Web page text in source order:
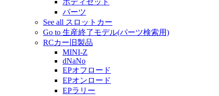
ボディセット
パーツ
See all スロットカー
Go to 生産終了モデル(パーツ検索用)
RCカー旧製品
MINI-Z
dNaNo
EPオフロード
EPオンロード
EPラリー